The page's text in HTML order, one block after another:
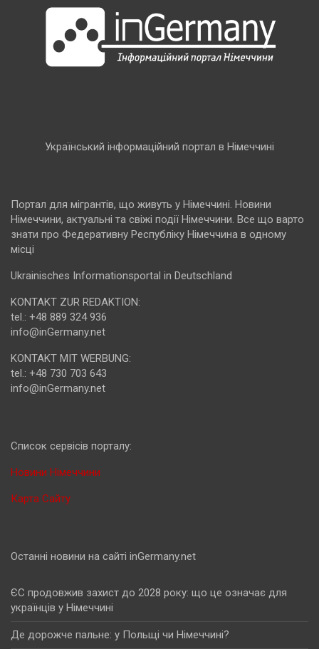
Український інформаційний портал в Німеччині
Портал для мігрантів, що живуть у Німеччині. Новини
Німеччини, актуальні та свіжі події Німеччини. Все що варто
знати про Федеративну Республіку Німеччина в одному
місці
Ukrainisches Informationsportal in Deutschland
KONTAKT ZUR REDAKTION:
tel.: +48 889 324 936
info@inGermany.net
KONTAKT MIT WERBUNG:
tel.: +48 730 703 643
info@inGermany.net
Cписок сервісів порталу:
Новини Німеччини
Карта Сайту
Останні новини на сайті inGermany.net
ЄС продовжив захист до 2028 року: що це означає для
українців у Німеччині
Де дорожче пальне: у Польщі чи Німеччині?